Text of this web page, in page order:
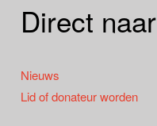
Direct naar
Nieuws
Lid of donateur worden